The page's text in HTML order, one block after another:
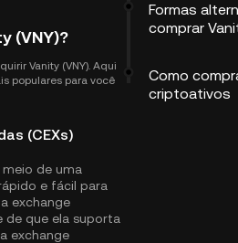
(VNY)?
Vanity (VNY). Aqui
populares para você
(CEXs)
meio de uma
e fácil para
exchange
de que ela suporta
exchange
Formas
comprar
Como
criptoativos